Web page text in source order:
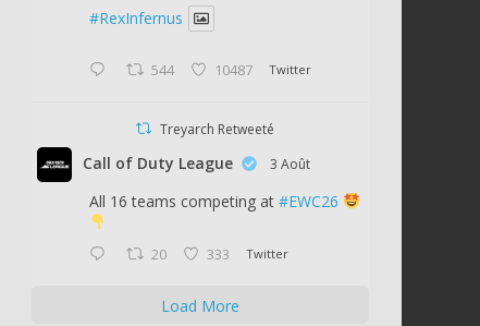
#RexInfernus
544 10487 Twitter
Treyarch Retweeté
Call of Duty League 3 Août
All 16 teams competing at #EWC26
20 333 Twitter
Load More